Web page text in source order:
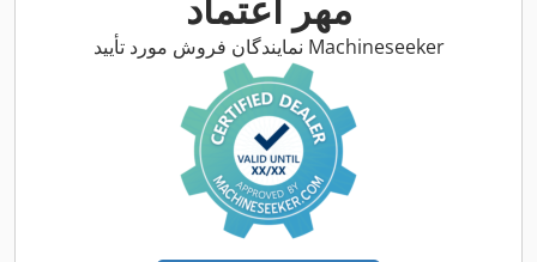
نمایندگان فروش مورد تأیید Machineseeker